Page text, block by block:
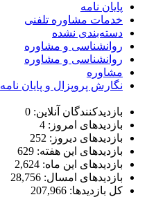
پایان نامه
خدمات مشاوره تلفنی
دسته‌بندی نشده
روانشناسی و مشاوره
روانشناسی و مشاوره
مشاوره
نگارش پروپزال و پایان نامه
بازدیدکنندگان آنلاین: 0
بازدیدهای امروز: 4
بازدیدهای دیروز: 252
بازدیدهای این هفته: 629
بازدیدهای این ماه: 2,624
بازدیدهای امسال: 28,756
کل بازدیدها: 207,966